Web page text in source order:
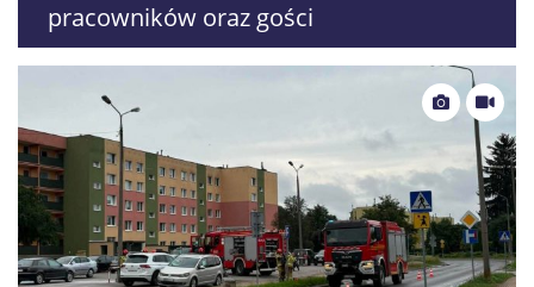
pracowników oraz gości